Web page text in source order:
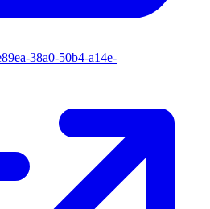
38a0-50b4-a14e-